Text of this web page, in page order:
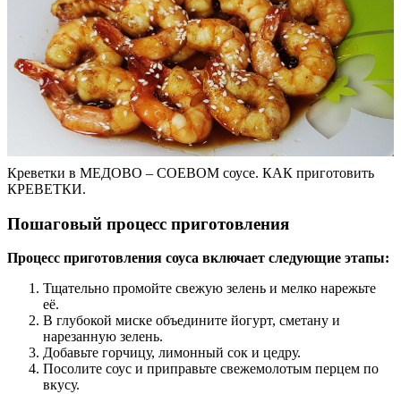
Креветки в МЕДОВО – СОЕВОМ соусе. КАК приготовить
КРЕВЕТКИ.
Пошаговый процесс приготовления
Процесс приготовления соуса включает следующие этапы:
Тщательно промойте свежую зелень и мелко нарежьте
её.
В глубокой миске объедините йогурт, сметану и
нарезанную зелень.
Добавьте горчицу, лимонный сок и цедру.
Посолите соус и приправьте свежемолотым перцем по
вкусу.